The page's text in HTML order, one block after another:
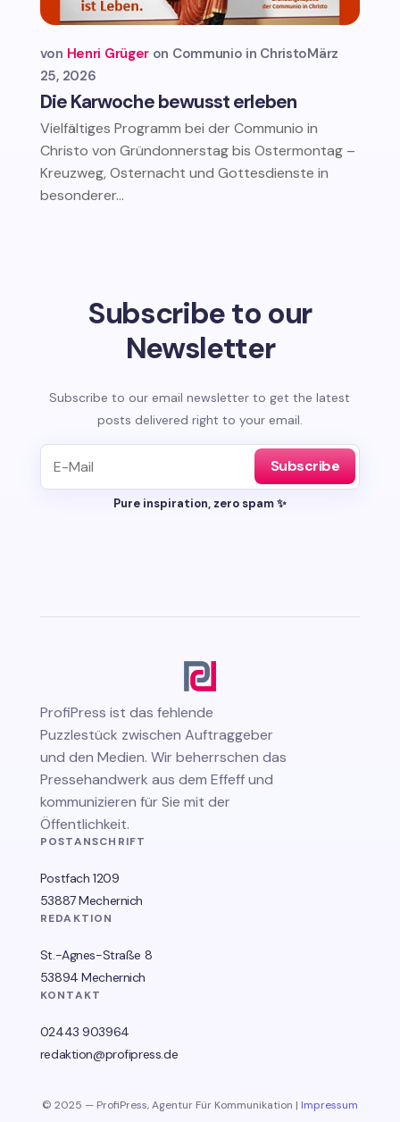
Die Karwoche bewusst erleben
von Henri Grüger Communio in ChristoMärz
25, 2026
Vielfältiges Programm bei der Communio in
Christo von Gründonnerstag bis Ostermontag –
Kreuzweg, Osternacht und Gottesdienste in
besonderer...
Subscribe to our
Newsletter
Subscribe to our email newsletter to get the latest
posts delivered right to your email.
Subscribe
Pure inspiration, zero spam ✨
ProfiPress ist das fehlende
Puzzlestück zwischen Auftraggeber
und den Medien. Wir beherrschen das
Pressehandwerk aus dem Effeff und
kommunizieren für Sie mit der
Öffentlichkeit.
POSTANSCHRIFT
Postfach 1209
53887 Mechernich
REDAKTION
St.-Agnes-Straße 8
53894 Mechernich
KONTAKT
02443 903964
redaktion@profipress.de
© 2025 — ProfiPress, Agentur Für Kommunikation | Impressum